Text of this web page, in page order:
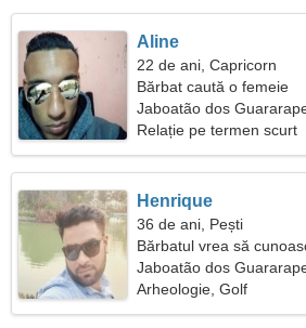
Aline
22 de ani, Capricorn
Bărbat caută o femeie
Jaboatão dos
Relație pe termen scurt
Henrique
36 de ani, Pești
Bărbatul vrea să
Jaboatão dos
Arheologie, Golf